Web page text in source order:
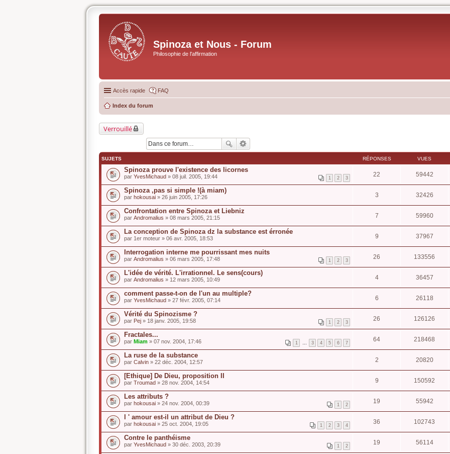
Spinoza et Nous - Forum
Philosophie de l'affirmation
Accès rapide FAQ
Index du forum
Verrouillé
SUJETS RÉPONSES VUES
Spinoza prouve l'existence des licornes
1 2 3
par YvesMichaud » 08 juil. 2005, 19:44 22 59442
Spinoza ,pas si simple !(à miam)
par hokousai » 26 juin 2005, 17:26 3 32426
Confrontation entre Spinoza et Liebniz
par Andromalius » 08 mars 2005, 21:15 7 59960
La conception de Spinoza dz la substance est érronée
par 1er moteur » 06 avr. 2005, 18:53 9 37967
Interrogation interne me pourrissant mes nuits
1 2 3
par Andromalius » 06 mars 2005, 17:48 26 133556
L'idée de vérité. L'irrationnel. Le sens(cours)
par Andromalius » 12 mars 2005, 10:49 4 36457
comment passe-t-on de l'un au multiple?
par YvesMichaud » 27 févr. 2005, 07:14 6 26118
Vérité du Spinozisme ?
1 2 3
par Pej » 18 janv. 2005, 19:58 26 126126
Fractales...
1 … 3 4 5 6 7
par Miam » 07 nov. 2004, 17:46 64 218468
La ruse de la substance
par Calvin » 22 déc. 2004, 12:57 2 20820
[Ethique] De Dieu, proposition II
par Troumad » 28 nov. 2004, 14:54 9 150592
Les attributs ?
1 2
par hokousai » 24 nov. 2004, 00:39 19 55942
l ' amour est-il un attribut de Dieu ?
1 2 3 4
par hokousai » 25 oct. 2004, 19:05 36 102743
Contre le panthéisme
1 2
par YvesMichaud » 30 déc. 2003, 20:39 19 56114